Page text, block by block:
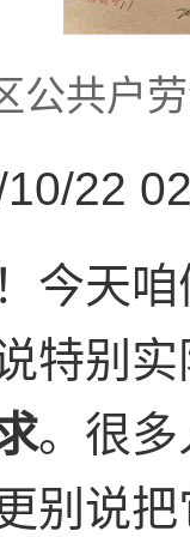
公共户
22
今天
特别
。很多
别说